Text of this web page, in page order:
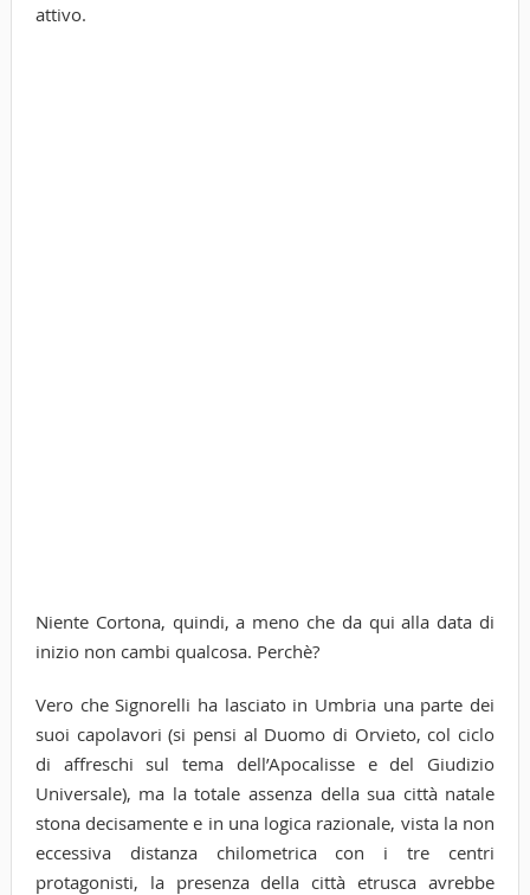
attivo.
Niente Cortona, quindi, a meno che da qui alla data di
inizio non cambi qualcosa. Perchè?
Vero che Signorelli ha lasciato in Umbria una parte dei
suoi capolavori (si pensi al Duomo di Orvieto, col ciclo
di affreschi sul tema dell’Apocalisse e del Giudizio
Universale), ma la totale assenza della sua città natale
stona decisamente e in una logica razionale, vista la non
eccessiva distanza chilometrica con i tre centri
protagonisti, la presenza della città etrusca avrebbe